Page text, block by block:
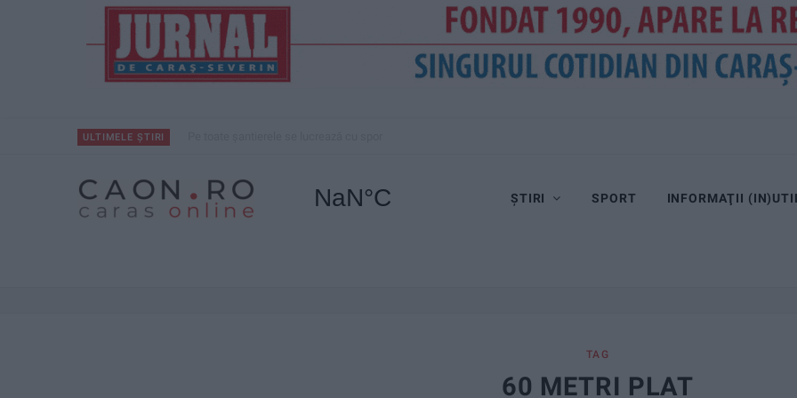
ULTIMELE ȘTIRI
ȘTIRI SPORT INFORMAŢII
TAG
60 METRI PLAT